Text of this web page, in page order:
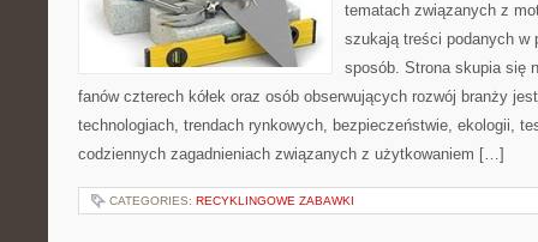
tematach związanych z
szukają treści podanych w
sposób. Strona skupia się
fanów czterech kółek oraz osób obserwujących rozwój branży
technologiach, trendach rynkowych, bezpieczeństwie, ekologii,
codziennych zagadnieniach związanych z użytkowaniem […]
CATEGORIES: RECYKLINGOWE ZABAWKI